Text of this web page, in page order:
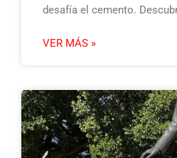
desafía el cemento.
VER MÁS »